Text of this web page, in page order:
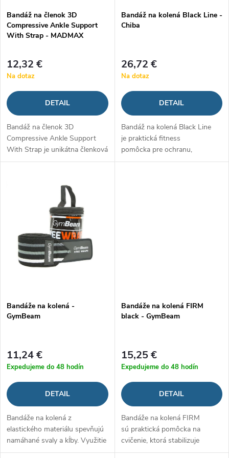
p
o
d
u
k
p
r
o
d
u
k
t
Bandáž na členok 3D
Compressive Ankle Support
With Strap - MADMAX
12,32 €
Na dotaz
DETAIL
Bandáž na členok 3D
Compressive Ankle Support
With Strap je unikátna členková
bandáž s 3D dizajnom
materiálu. Bandáž slúži na
ochranu proti zraneniam pri...
Bandáž na kolená Black Line -
Chiba
26,72 €
Na dotaz
DETAIL
Bandáž na kolená Black Line
je praktická fitness
pomôcka pre ochranu,
spevnenie a zafixovanie kolien
Bandáže na kolená -
GymBeam
11,24 €
Expedujeme do 48 hodín
DETAIL
Bandáže na kolená z
elastického materiálu spevňujú
namáhané svaly a kĺby. Využitie
nájdu ako prevencia alebo v
Bandáže na kolená FIRM
black - GymBeam
15,25 €
Expedujeme do 48 hodín
DETAIL
Bandáže na kolená FIRM
sú praktická pomôcka na
cvičenie, ktorá stabilizuje
kolenné kĺby počas silového